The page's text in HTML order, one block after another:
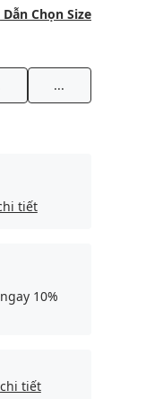
Chọn Size
...
tiết
10%
chi tiết